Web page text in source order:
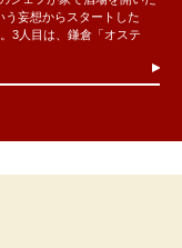
う妄想からスタートした
3人目は、鎌倉「オステ